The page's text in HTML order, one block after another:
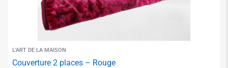
L'ART DE LA MAISON
Couverture 2 places – Rouge